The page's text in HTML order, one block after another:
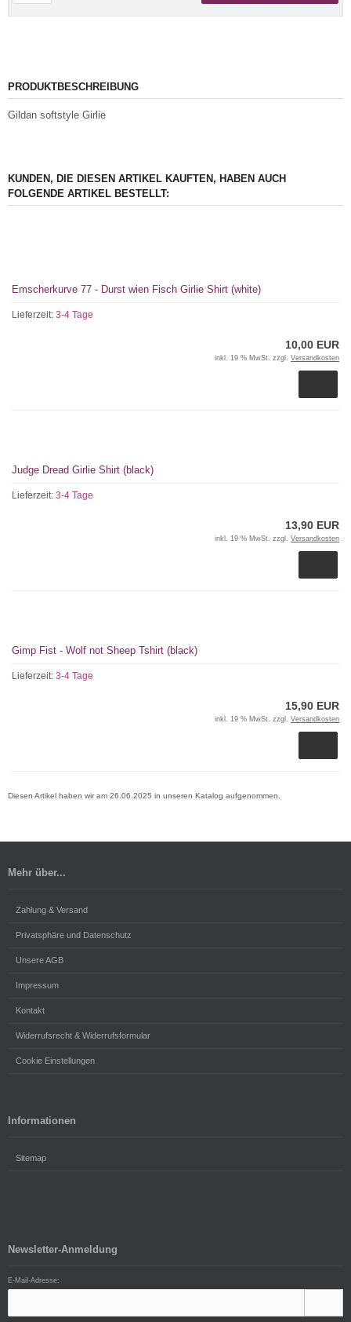
PRODUKTBESCHREIBUNG
Gildan softstyle Girlie
KUNDEN, DIE DIESEN ARTIKEL KAUFTEN, HABEN AUCH
FOLGENDE ARTIKEL BESTELLT:
Emscherkurve 77 - Durst wien Fisch Girlie Shirt (white)
Lieferzeit: 3-4 Tage
10,00 EUR
inkl. 19 % MwSt. zzgl. Versandkosten
Judge Dread Girlie Shirt (black)
Lieferzeit: 3-4 Tage
13,90 EUR
inkl. 19 % MwSt. zzgl. Versandkosten
Gimp Fist - Wolf not Sheep Tshirt (black)
Lieferzeit: 3-4 Tage
15,90 EUR
inkl. 19 % MwSt. zzgl. Versandkosten
Diesen Artikel haben wir am 26.06.2025 in unseren Katalog aufgenommen.
Mehr über...
Zahlung & Versand
Privatsphäre und Datenschutz
Unsere AGB
Impressum
Kontakt
Widerrufsrecht & Widerrufsformular
Cookie Einstellungen
Informationen
Sitemap
Newsletter-Anmeldung
E-Mail-Adresse: